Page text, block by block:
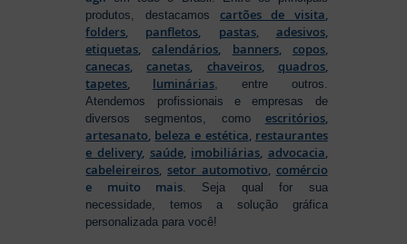
produtos, destacamos cartões de visita,
folders, panfletos, pastas, adesivos,
etiquetas,calendários, banners, copos,
canecas,canetas, chaveiros, quadros,
tapetes, luminárias, entre outros.
Atendemos profissionais e empresas de
diversos segmentos, como escritórios,
artesanato, beleza e estética, restaurantes
e delivery, saúde, imobiliárias, advocacia,
cabeleireiros, setor automotivo, comércio
e muito mais. Seja qual for sua
necessidade, temos a solução gráfica
personalizada para você!